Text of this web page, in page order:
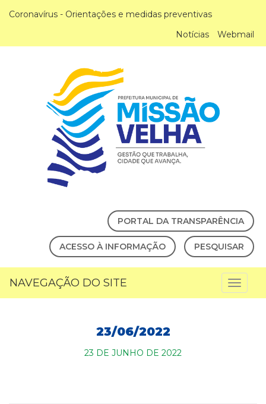
Coronavírus - Orientações e medidas preventivas
Notícias
Webmail
PORTAL DA TRANSPARÊNCIA
ACESSO À INFORMAÇÃO PESQUISAR
NAVEGAÇÃO DO SITE
23/06/2022
23 DE JUNHO DE 2022